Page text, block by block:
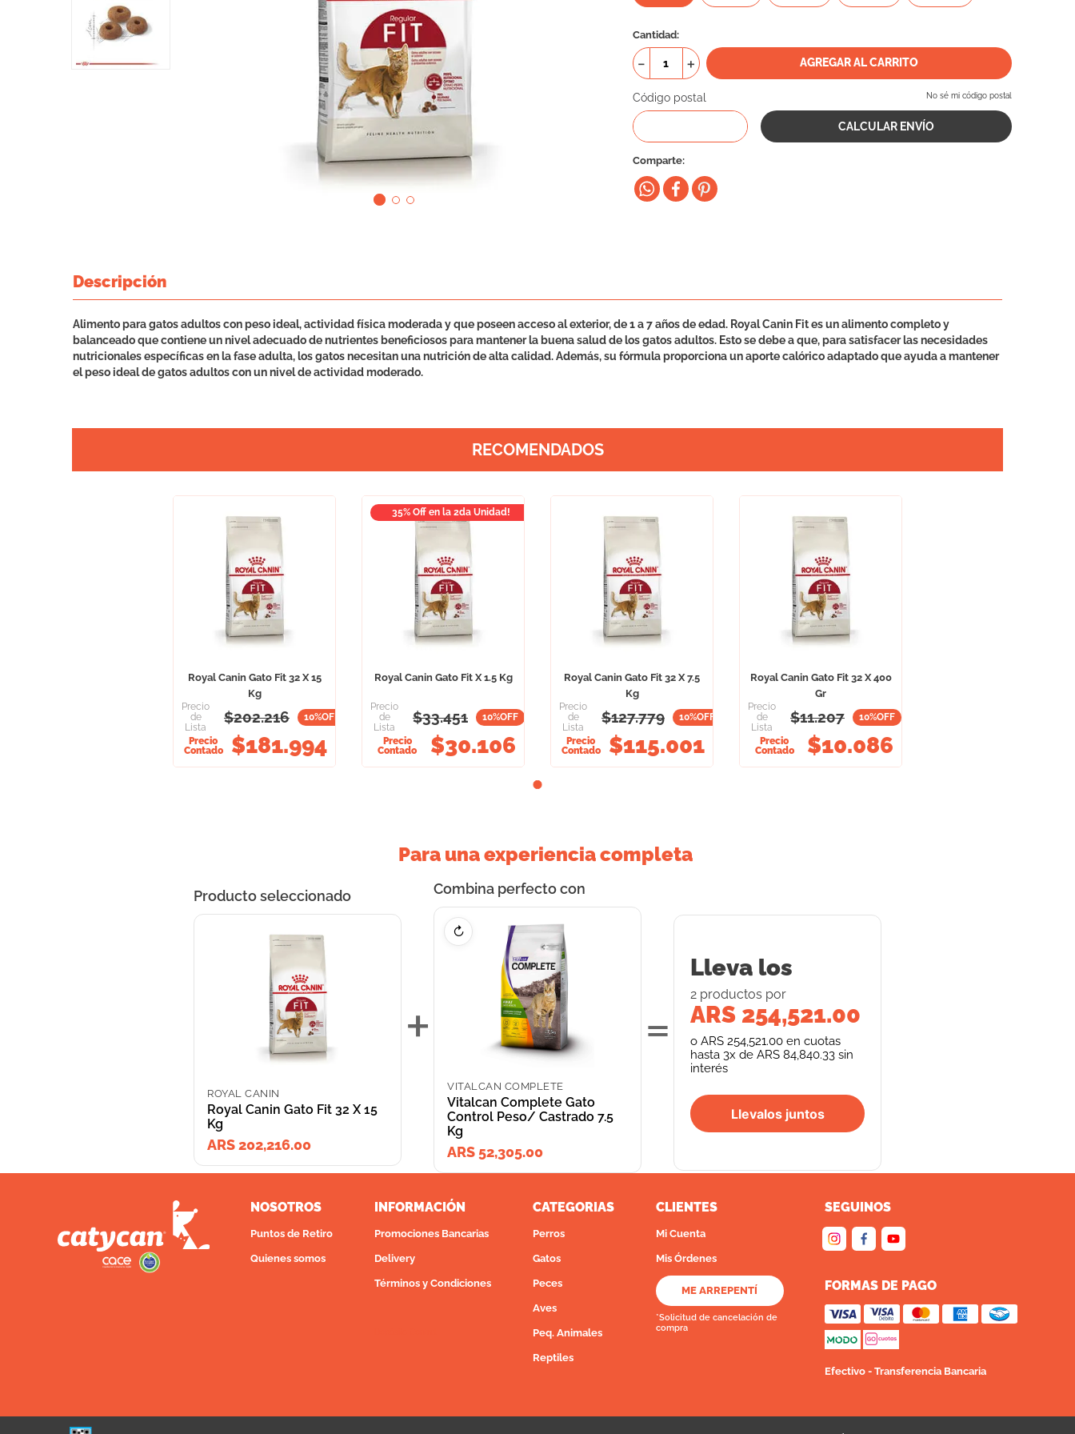
Cantidad
＋
－ AGREGAR AL CARRITO
Código postal No sé mi código postal
Comparte
Descripción
Alimento para gatos adultos con peso ideal, actividad física moderada y que poseen acceso al exterior, de 1 a 7 años de edad. Royal Canin Fit es un alimento completo y
balanceado que contiene un nivel adecuado de nutrientes beneficiosos para mantener la buena salud de los gatos adultos. Esto se debe a que, para satisfacer las necesidades
nutricionales específicas en la fase adulta, los gatos necesitan una nutrición de alta calidad. Además, su fórmula proporciona un aporte calórico adaptado que ayuda a mantener
el peso ideal de gatos adultos con un nivel de actividad moderado.
RECOMENDADOS
Royal Canin Gato Fit 32 X 15
Kg
Precio
de
Lista
$202.216 10%OFF
Precio
Contado
$181.994
35% Off en la 2da Unidad!
Royal Canin Gato Fit X 1.5 Kg
Precio
de
Lista
$33.451 10%OFF
Precio
Contado
$30.106
Royal Canin Gato Fit 32 X 7.5
Kg
Precio
de
Lista
$127.779 10%OFF
Precio
Contado
$115.001
Royal Canin Gato Fit 32 X 400
Gr
Precio
de
Lista
$11.207 10%OFF
Precio
Contado
$10.086
Para una experiencia completa
Producto seleccionado
ROYAL CANIN
Royal Canin Gato Fit 32 X 15
Kg
ARS 202,216.00
+
Combina perfecto con
↻
VITALCAN COMPLETE
Vitalcan Complete Gato
Control Peso/ Castrado 7.5
Kg
ARS 52,305.00
=
Lleva los
2 productos por
ARS 254,521.00
o ARS 254,521.00 en cuotas
hasta 3x de ARS 84,840.33 sin
interés
Llevalos juntos
NOSOTROS
Puntos de Retiro
Quienes somos
INFORMACIÓN
Promociones Bancarias
Delivery
Términos y Condiciones
CATEGORIAS
Perros
Gatos
Peces
Aves
Peq. Animales
Reptiles
CLIENTES
Mi Cuenta
Mis Órdenes
ME ARREPENTÍ
*Solicitud de cancelación de
compra
SEGUINOS
FORMAS DE PAGO
Efectivo - Transferencia Bancaria